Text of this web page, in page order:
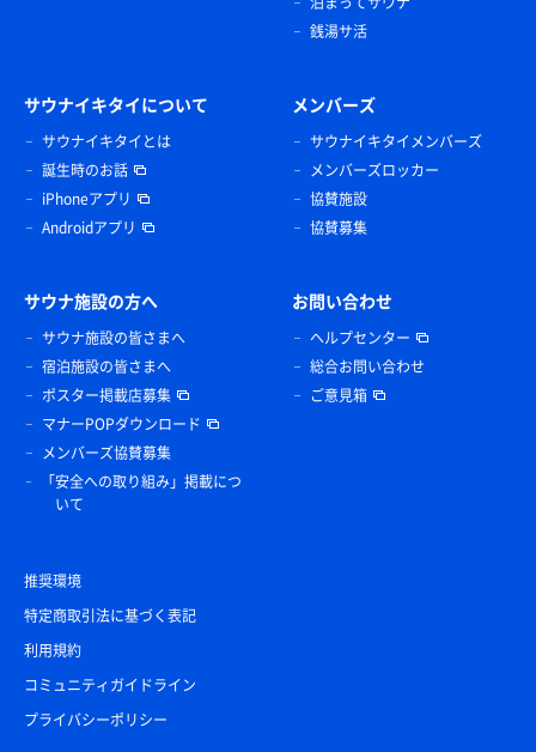
銭湯サ活
サウナイキタイについて
サウナイキタイとは
誕生時のお話
iPhoneアプリ
Androidアプリ
メンバーズ
サウナイキタイメンバーズ
メンバーズロッカー
協賛施設
協賛募集
サウナ施設の方へ
サウナ施設の皆さまへ
宿泊施設の皆さまへ
ポスター掲載店募集
マナーPOPダウンロード
メンバーズ協賛募集
「安全への取り組み」掲載につ
いて
お問い合わせ
ヘルプセンター
総合お問い合わせ
ご意見箱
推奨環境
特定商取引法に基づく表記
利用規約
コミュニティガイドライン
プライバシーポリシー